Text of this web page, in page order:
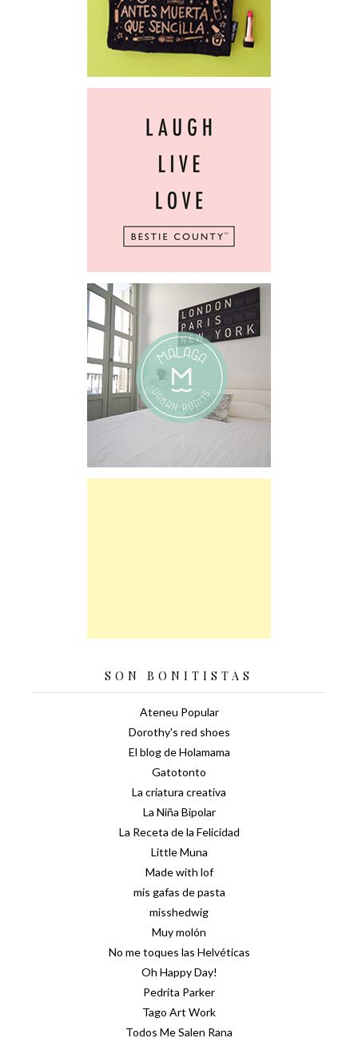
SON BONITISTAS
Ateneu Popular
Dorothy's red shoes
El blog de Holamama
Gatotonto
La criatura creativa
La Niña Bipolar
La Receta de la Felicidad
Little Muna
Made with lof
mis gafas de pasta
misshedwig
Muy molón
No me toques las Helvéticas
Oh Happy Day!
Pedrita Parker
Tago Art Work
Todos Me Salen Rana